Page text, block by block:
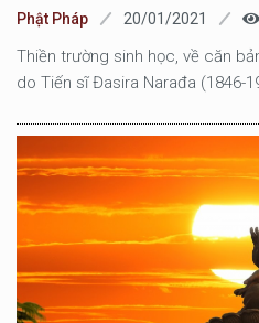
Phật Pháp 20/01/2021
Thiền trường sinh học, về căn
do Tiến sĩ Đasira Narađa (1846-